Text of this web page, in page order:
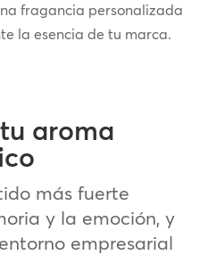
fragancia personalizada
la esencia de tu marca.
aroma
más fuerte
y la emoción, y
empresarial